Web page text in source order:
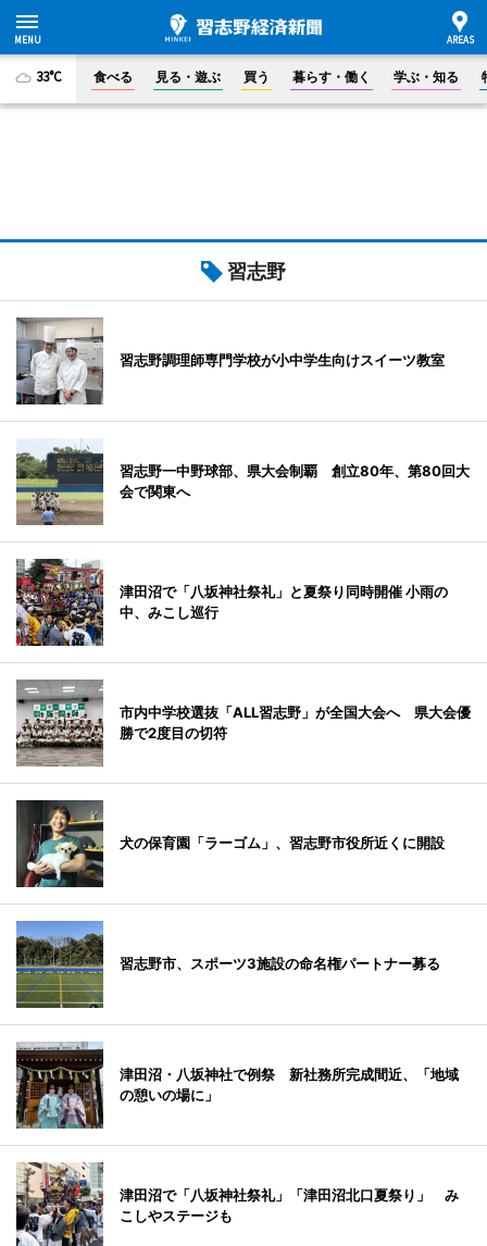
33°C 食べる 見る・遊ぶ 買う 暮らす・働く 学ぶ・知る
習志野
習志野調理師専門学校が小中学生向けスイーツ教室
習志野一中野球部、県大会制覇 創立80年、第80回大
会で関東へ
津田沼で「八坂神社祭礼」と夏祭り同時開催 小雨の
中、みこし巡行
市内中学校選抜「ALL習志野」が全国大会へ 県大会優
勝で2度目の切符
犬の保育園「ラーゴム」、習志野市役所近くに開設
習志野市、スポーツ3施設の命名権パートナー募る
津田沼・八坂神社で例祭 新社務所完成間近、「地域
の憩いの場に」
津田沼で「八坂神社祭礼」「津田沼北口夏祭り」 み
こしやステージも